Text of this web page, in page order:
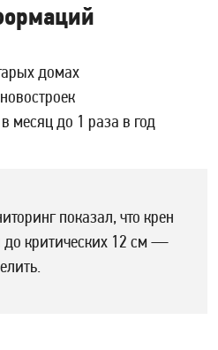
домах
месяц до 1 раза в год
показал, что крен
до критических 12 см —